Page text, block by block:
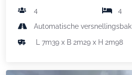
4
4
Automatische versnellingsbak
L 7m39 x B 2m29 x H 2m98